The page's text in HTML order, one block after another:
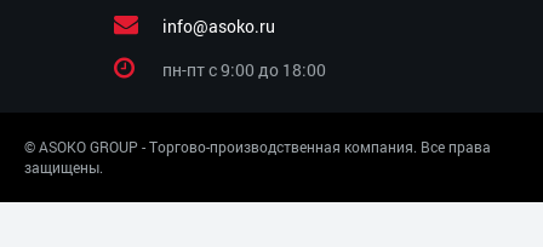
info@asoko.ru
пн-пт c 9:00 до 18:00
© ASOKO GROUP - Торгово-производственная компания. Все права
защищены.